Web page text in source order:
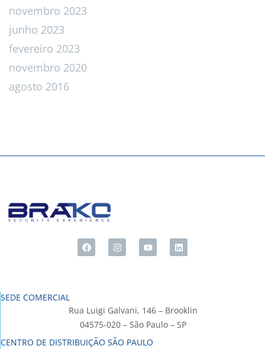
novembro 2023
junho 2023
fevereiro 2023
novembro 2020
agosto 2016
SEDE COMERCIAL
Rua Luigi Galvani, 146 – Brooklin
04575-020 – São Paulo – SP
CENTRO DE DISTRIBUIÇÃO SÃO PAULO